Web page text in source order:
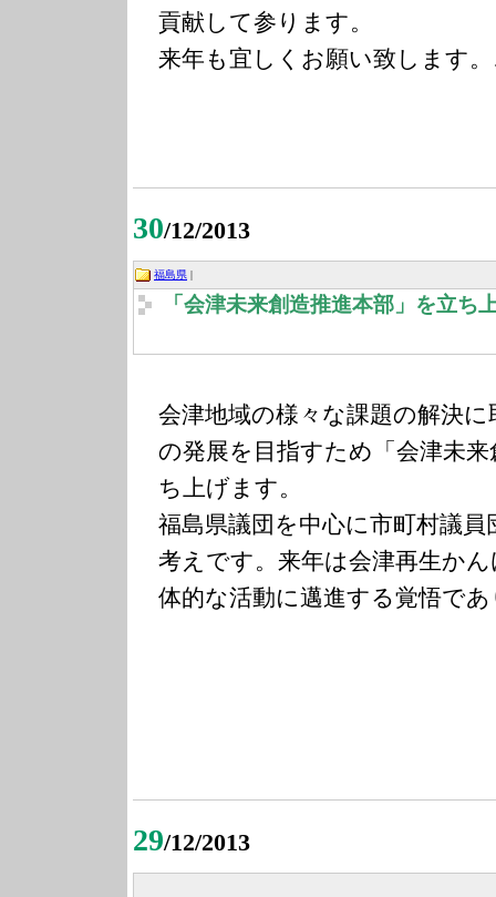
貢献して参ります。
来年も宜しくお願い致します
30/12/2013
福島県 |
「会津未来創造推進本部」を立ち
会津地域の様々な課題の解決
の発展を目指すため「会津未
ち上げます。
福島県議団を中心に市町村議
考えです。来年は会津再生か
体的な活動に邁進する覚悟で
29/12/2013